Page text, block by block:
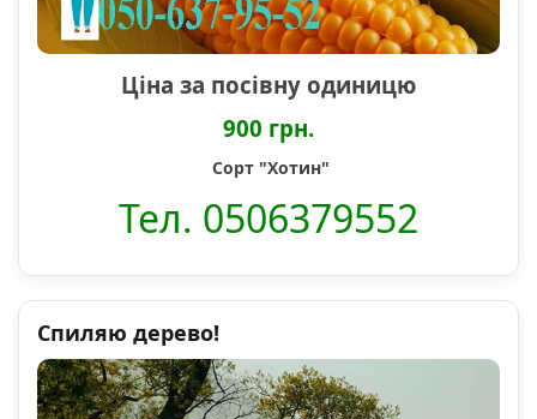
Ціна за посівну одиницю
900 грн.
Сорт "Хотин"
Тел. 0506379552
Спиляю дерево!